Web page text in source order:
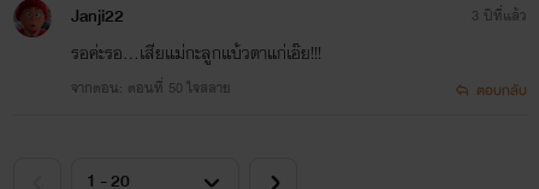
Janji22
รอค่ะรอ...เสียแม่กะลูกแบ้วตาแก่เอ๊ย!!!
จากตอน: ตอนที่ 50 ใจสลาย
3 ปีที่แล้ว
ตอบกลับ